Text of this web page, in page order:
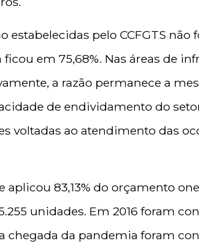
estabelecidas pelo CCFGTS
em 75,68%. Nas áreas de
a razão permanece a
de endividamento do
voltadas ao atendimento das
aplicou 83,13% do orçamento
unidades. Em 2016 foram
chegada da pandemia foram